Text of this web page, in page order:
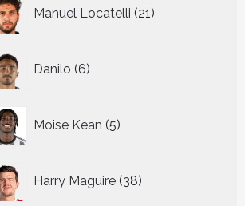
Manuel Locatelli 21
producten
Danilo 6
producten
Moise Kean 5
producten
Harry Maguire 38
producten